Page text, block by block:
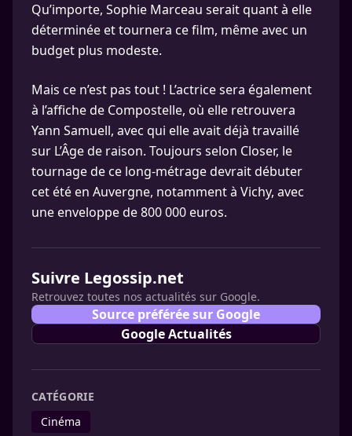
Qu’importe, Sophie Marceau serait quant à elle
déterminée et tournera ce film, même avec un
budget plus modeste.
Mais ce n’est pas tout ! L’actrice sera également
à l’affiche de Compostelle, où elle retrouvera
Yann Samuell, avec qui elle avait déjà travaillé
sur L’Âge de raison. Toujours selon Closer, le
tournage de ce long-métrage devrait débuter
cet été en Auvergne, notamment à Vichy, avec
une enveloppe de 800 000 euros.
Suivre Legossip.net
Retrouvez toutes nos actualités sur Google.
Source préférée sur Google
Google Actualités
CATÉGORIE
Cinéma